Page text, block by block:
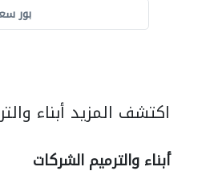
بور
اكتشف المزيد أبناء
أبناء والترميم الشركات